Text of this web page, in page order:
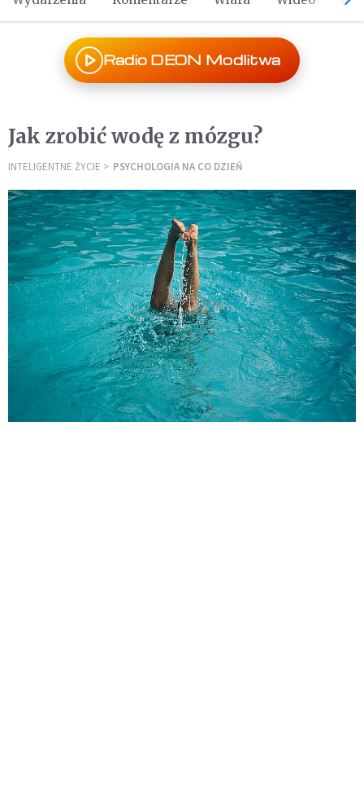
Radio DEON Modlitwa
Jak zrobić wodę z mózgu?
INTELIGENTNE ŻYCIE PSYCHOLOGIA NA CO DZIEŃ